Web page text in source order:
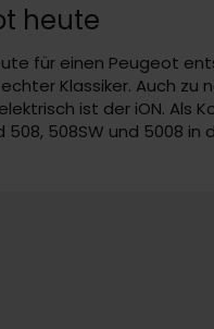
heute
für einen Peugeot
Klassiker. Auch zu
ist der iON. Als
508, 508SW und 5008 in